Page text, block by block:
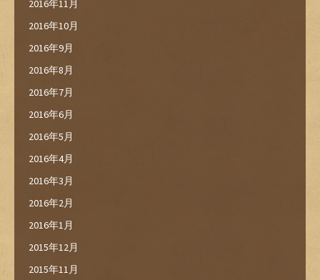
2016年11月
2016年10月
2016年9月
2016年8月
2016年7月
2016年6月
2016年5月
2016年4月
2016年3月
2016年2月
2016年1月
2015年12月
2015年11月